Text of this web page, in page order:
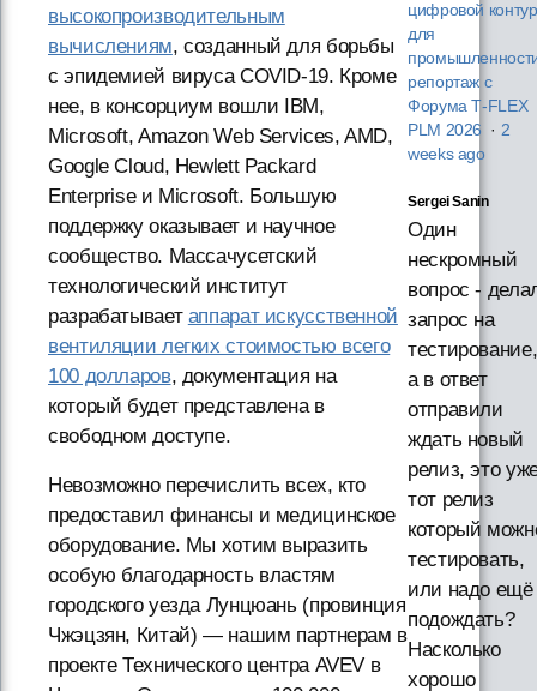
высокопроизводительным
вычислениям, созданный для борьбы
с эпидемией вируса COVID-19. Кроме
нее, в консорциум вошли IBM,
Microsoft, Amazon Web Services, AMD,
Google Cloud, Hewlett Packard
Enterprise и Microsoft. Большую
поддержку оказывает и научное
сообщество. Массачусетский
технологический институт
разрабатывает аппарат искусственной
вентиляции легких стоимостью всего
100 долларов, документация на
который будет представлена в
свободном доступе.
Невозможно перечислить всех, кто
предоставил финансы и медицинское
оборудование. Мы хотим выразить
особую благодарность властям
городского уезда Лунцюань (провинция
Чжэцзян, Китай) — нашим партнерам в
проекте Технического центра AVEV в
цифровой контур
для
репортаж с
Форума T‑FLEX
PLM 2026 · 2
weeks ago
Sergei Sanin
Один
нескромный
вопрос -
запрос на
тестирование,
а в ответ
отправили
ждать новый
релиз, это
тот релиз
который
тестировать,
или надо ещё
подождать?
Насколько
хорошо